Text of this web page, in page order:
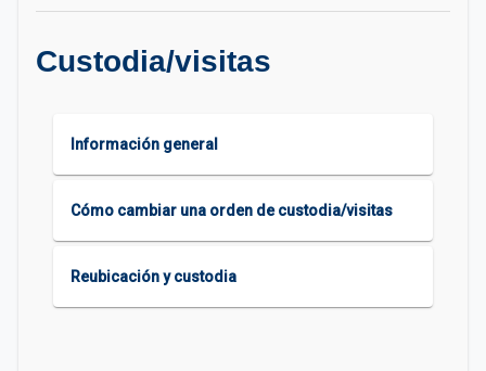
Custodia/visitas
Información general
Cómo cambiar una orden de custodia/visitas
Reubicación y custodia